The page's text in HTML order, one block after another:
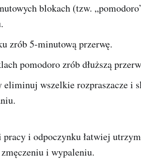
blokach (tzw.
zrób 5-minutową przerwę.
pomodoro zrób dłuższą
wszelkie rozpraszacze i
i odpoczynku łatwiej
i wypaleniu.